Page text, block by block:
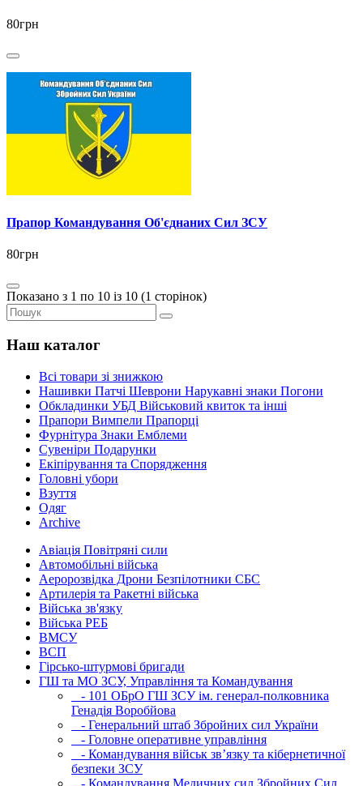
80грн
Прапор Командування Об'єднаних Сил ЗСУ
80грн
Показано з 1 по 10 із 10 (1 сторінок)
Наш каталог
Всі товари зі знижкою
Нашивки Патчі Шеврони Нарукавні знаки Погони
Обкладинки УБД Військовий квиток та інші
Прапори Вимпели Прапорці
Фурнітура Знаки Емблеми
Сувеніри Подарунки
Екіпірування та Спорядження
Головні убори
Взуття
Одяг
Archive
Авіація Повітряні сили
Автомобільні війська
Аеророзвідка Дрони Безпілотники СБС
Артилерія та Ракетні війська
Війська зв'язку
Війська РЕБ
ВМСУ
ВСП
Гірсько-штурмові бригади
ГШ та МО ЗСУ, Управління та Командування
- 101 ОБрО ГШ ЗСУ ім. генерал-полковника
Генадія Воробйова
- Генеральний штаб Збройних сил України
- Головне оперативне управління
- Командування військ зв’язку та кібернетичної
безпеки ЗСУ
- Командування Медичних сил Збройних Сил